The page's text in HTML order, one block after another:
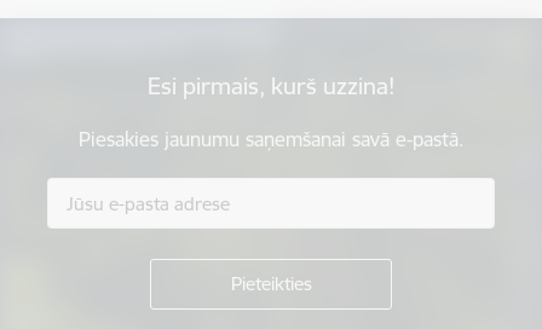
Esi pirmais, kurš uzzina!
Piesakies jaunumu saņemšanai savā e-pastā.